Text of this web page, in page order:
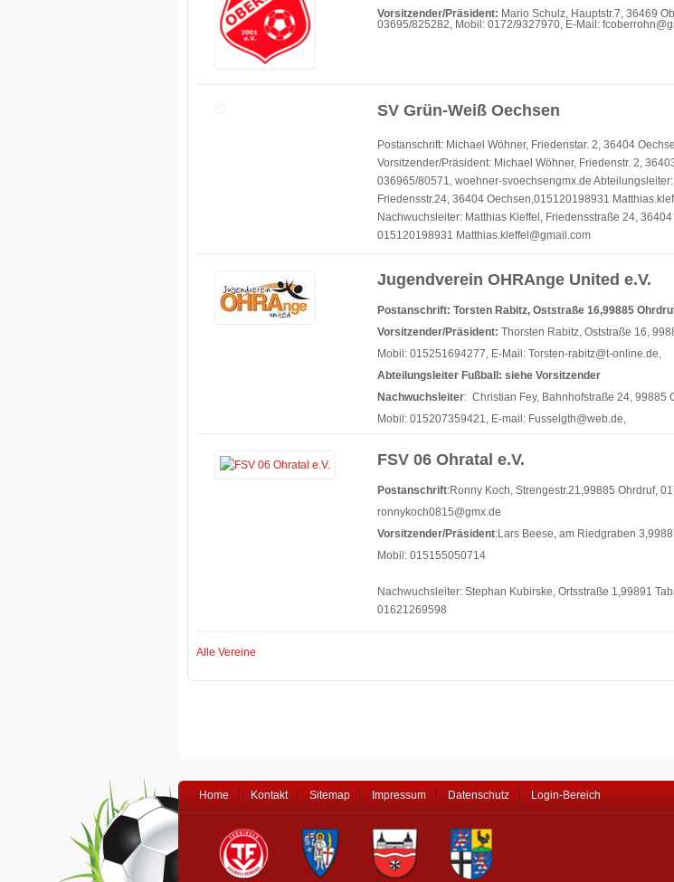
Vorsitzender/Präsident: Mario Schulz, Hauptstr.7, 36469
03695/825282, Mobil: 0172/9327970, E-Mail:
SV Grün-Weiß Oechsen
Postanschrift: Michael Wöhner, Friedenstar. 2, 36404
Vorsitzender/Präsident: Michael Wöhner, Friedenstr. 2,
036965/80571, woehner-svoechsengmx.de
Friedensstr.24, 36404 Oechsen,015120198931
Nachwuchsleiter: Matthias Kleffel, Friedensstraße 24,
015120198931 Matthias.kleffel@gmail.com
Jugendverein OHRAnge United e.V.
Postanschrift: Torsten Rabitz, Oststraße 16,99885
Vorsitzender/Präsident: Thorsten Rabitz, Oststraße 16,
Mobil: 015251694277, E-Mail: Torsten-rabitz@t-online.de,
Abteilungsleiter Fußball: siehe Vorsitzender
Nachwuchsleiter: Christian Fey, Bahnhofstraße 24, 99885
Mobil: 015207359421, E-mail: Fusselgth@web.de,
FSV 06 Ohratal e.V.
Postanschrift:Ronny Koch, Strengestr.21,99885 Ohrdruf,
ronnykoch0815@gmx.de
Vorsitzender/Präsident:Lars Beese, am Riedgraben
Mobil: 015155050714
Nachwuchsleiter: Stephan Kubirske, Ortsstraße 1,99891
01621269598
Alle Vereine
Home Kontakt Sitemap Impressum Datenschutz Login-Bereich